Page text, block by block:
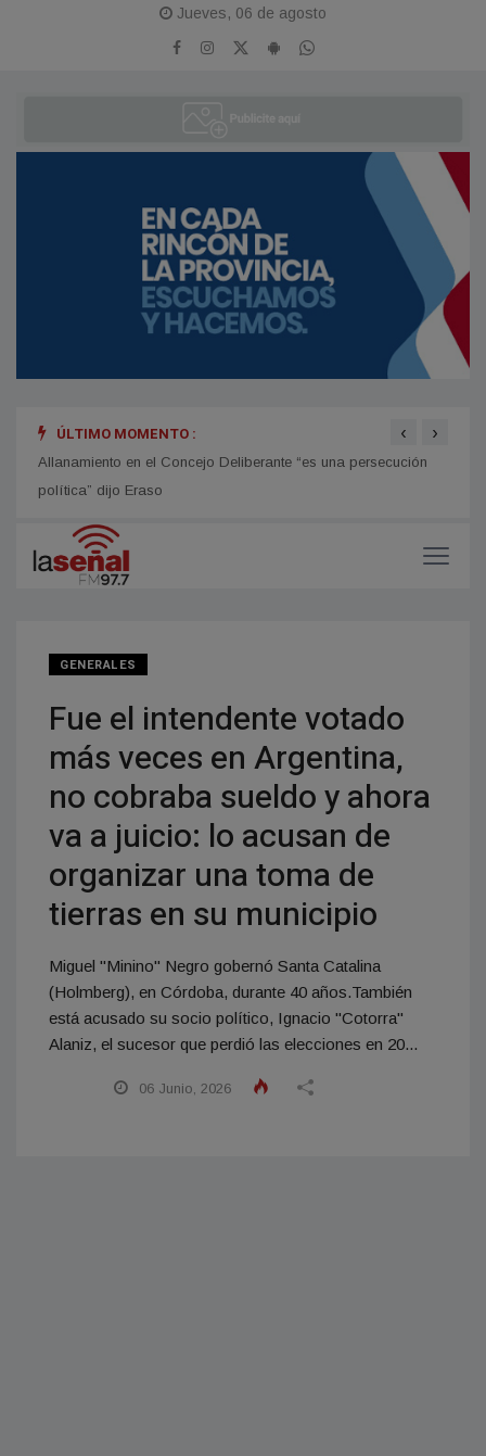
Jueves, 06 de agosto
ÚLTIMO MOMENTO :
Allanamiento en el Concejo Deliberante “es una persecución
política” dijo Eraso
‹ ›
GENERALES
Fue el intendente votado
más veces en Argentina,
no cobraba sueldo y ahora
va a juicio: lo acusan de
organizar una toma de
tierras en su municipio
Miguel "Minino" Negro gobernó Santa Catalina
(Holmberg), en Córdoba, durante 40 años.También
está acusado su socio político, Ignacio "Cotorra"
Alaniz, el sucesor que perdió las elecciones en 20...
06 Junio, 2026